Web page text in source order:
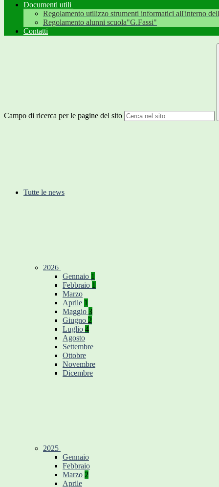
Documenti utili
Regolamento utilizzo strumenti informatici all'interno
Regolamento alunni scuola"G.Fassi"
Contatti
Campo di ricerca per le pagine del sito
Tutte le news
2026
Gennaio 1
Febbraio 1
Marzo
Aprile 1
Maggio 3
Giugno 2
Luglio 4
Agosto
Settembre
Ottobre
Novembre
Dicembre
2025
Gennaio
Febbraio
Marzo 2
Aprile